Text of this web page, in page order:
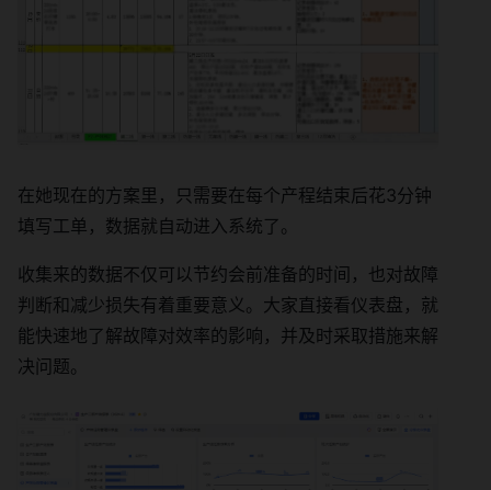
在她现在的方案里，只需要在每个产程结束后花3分钟
填写工单，数据就自动进入系统了。
收集来的数据不仅可以节约会前准备的时间，也对故障
判断和减少损失有着重要意义。大家直接看仪表盘，就
能快速地了解故障对效率的影响，并及时采取措施来解
决问题。